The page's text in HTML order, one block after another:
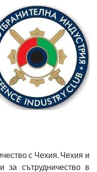
с Чехия. Чехия и
за сътрудничество в